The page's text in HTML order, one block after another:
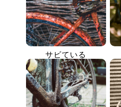
サビている